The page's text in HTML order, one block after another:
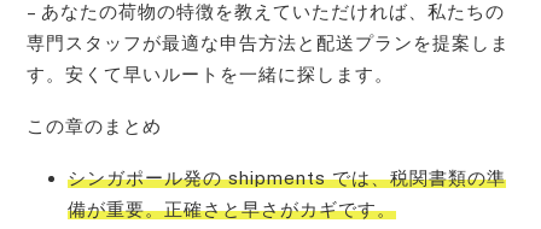
– あなたの荷物の特徴を教えていただければ、私たちの
専門スタッフが最適な申告方法と配送プランを提案しま
す。安くて早いルートを一緒に探します。
この章のまとめ
シンガポール発の shipments では、税関書類の準
備が重要。正確さと早さがカギです。